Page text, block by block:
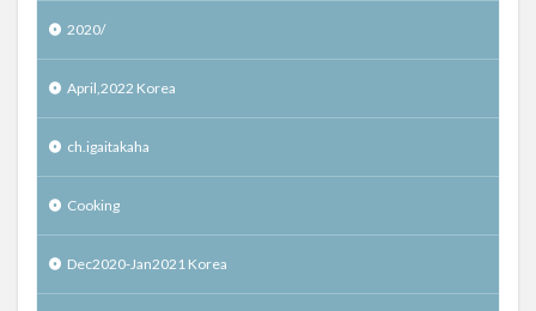
2020/
April,2022 Korea
ch.igaitakaha
Cooking
Dec2020-Jan2021 Korea